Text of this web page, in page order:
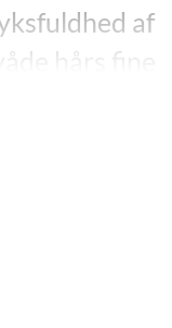
af
hårs fine